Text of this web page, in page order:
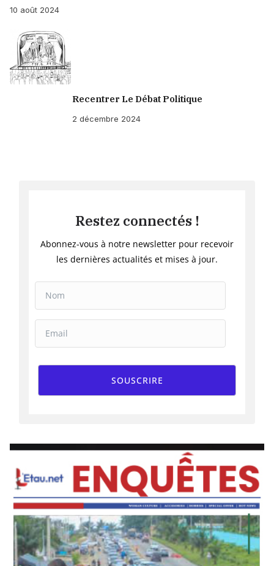
10 août 2024
Recentrer Le Débat Politique
2 décembre 2024
Restez connectés !
Abonnez-vous à notre newsletter pour recevoir
les dernières actualités et mises à jour.
SOUSCRIRE